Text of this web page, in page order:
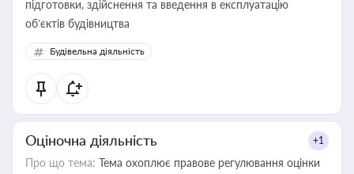
підготовки, здійснення та введення в експлуатацію
об’єктів будівництва
Будівельна діяльність
Оціночна діяльність +1
Про що тема: Тема охоплює правове регулювання оцінки